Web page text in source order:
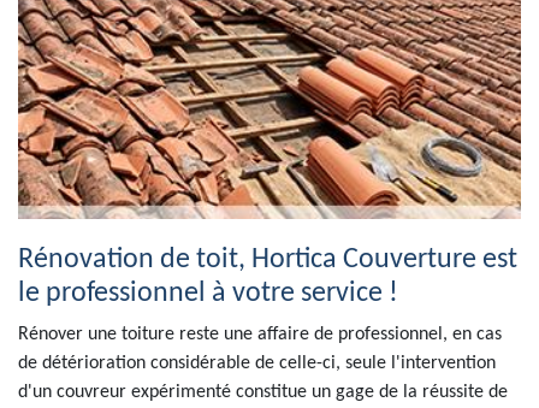
Rénovation de toit, Hortica Couverture est
le professionnel à votre service !
Rénover une toiture reste une affaire de professionnel, en cas
de détérioration considérable de celle-ci, seule l'intervention
d'un couvreur expérimenté constitue un gage de la réussite de